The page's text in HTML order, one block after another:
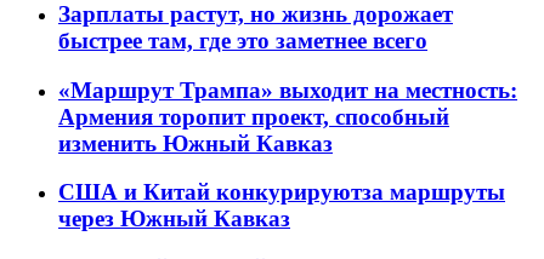
Зарплаты растут, но жизнь дорожает
быстрее там, где это заметнее всего
«Маршрут Трампа» выходит на местность:
Армения торопит проект, способный
изменить Южный Кавказ
США и Китай конкурируютза маршруты
через Южный Кавказ